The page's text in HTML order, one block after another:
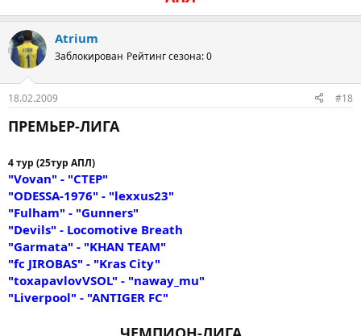
Atrium
Заблокирован Рейтинг сезона: 0
18.02.2009 #18
ПРЕМЬЕР-ЛИГА
4 тур (25тур АПЛ)
"Vovan" - "CTEP"
"ODESSA-1976" - "lexxus23"
"Fulham" - "Gunners"
"Devils" - Locomotive Breath
"Garmata" - "KHAN TEAM"
"fc JIROBAS" - "Kras City"
"toxapavlovVSOL" - "naway_mu"
"Liverpool" - "ANTIGER FC"